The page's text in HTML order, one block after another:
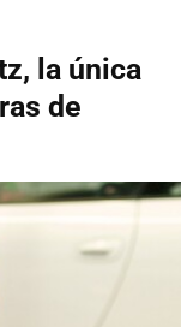
la única
de